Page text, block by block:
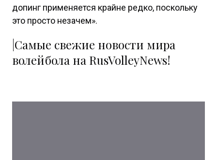
допинг применяется крайне редко, поскольку
это просто незачем».
|Самые свежие новости мира
волейбола на RusVolleyNews!